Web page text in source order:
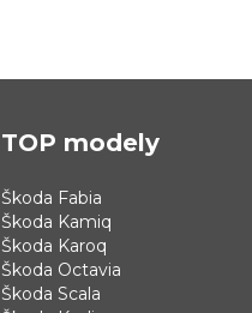
TOP modely
Škoda Fabia
Škoda Kamiq
Škoda Karoq
Škoda Octavia
Škoda Scala